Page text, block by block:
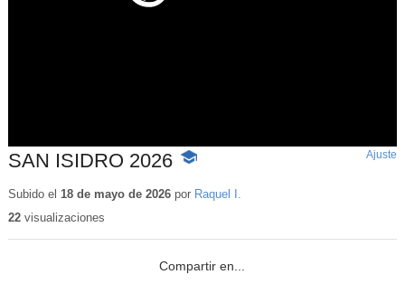
SAN ISIDRO 2026 -
educativo
Ajuste
Subido el 18 de mayo de 2026por Raquel I.
22visualizaciones